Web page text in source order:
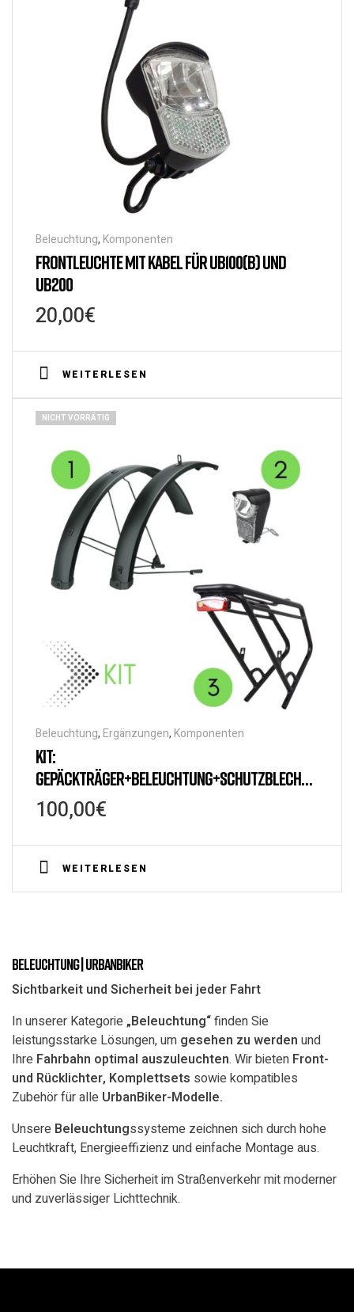
Beleuchtung, Komponenten
FRONTLEUCHTE MIT KABEL FÜR UB100(B) UND
UB200
20,00€
WEITERLESEN
NICHT VORRÄTIG
Beleuchtung, Ergänzungen, Komponenten
KIT:
GEPÄCKTRÄGER+BELEUCHTUNG+SCHUTZBLECH
FÜR DAKOTA (FE) UND DAKOTA PLUS (FE)
100,00€
WEITERLESEN
Beleuchtung | UrbanBiker
Sichtbarkeit und Sicherheit bei jeder Fahrt
In unserer Kategorie„Beleuchtung“finden Sie
leistungsstarke Lösungen, um gesehen zu werden und
Ihre Fahrbahn optimal auszuleuchten. Wir bieten Front-
und Rücklichter, Komplettsets sowie kompatibles
Zubehör für alle UrbanBiker-Modelle.
Unsere Beleuchtungssysteme zeichnen sich durch hohe
Leuchtkraft, Energieeffizienz und einfache Montage aus.
Erhöhen Sie Ihre Sicherheit im Straßenverkehr mit moderner
und zuverlässiger Lichttechnik.